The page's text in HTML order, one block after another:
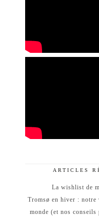
ARTICLES
La wishlist de
Tromsø en hiver : notre
monde (et nos